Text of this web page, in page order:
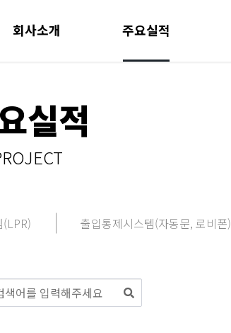
회사소개 주요실적
실적
출입통제시스템(자동문, 로비폰)